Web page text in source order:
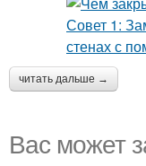
читать дальше →
Вас может